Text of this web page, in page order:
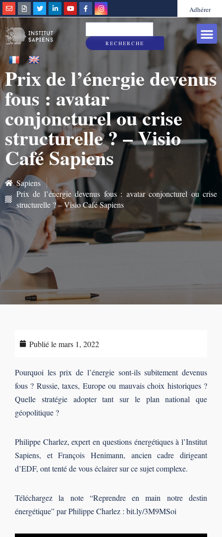
Adhérer
RECHERCHE
Prix de l’énergie devenus
fous : avatar
conjoncturel ou crise
structurelle ? – Visio
Café Sapiens
Sapiens
Prix de l’énergie devenus fous : avatar conjoncturel ou crise
structurelle ? – Visio Café Sapiens
Publié lemars 1, 2022
Pourquoi les prix de l’énergie sont-ils subitement devenus
fous ? Russie, taxes, Europe ou mauvais choix historiques ?
Quelle stratégie adopter tant sur le plan national que
géopolitique ?
Philippe Charlez, expert en questions énergétiques à l’Institut
Sapiens, et François Henimann, ancien cadre dirigeant
d’EDF, ont tenté de vous éclairer sur ce sujet complexe.
Téléchargez la note “Reprendre en main notre destin
énergétique” par Philippe Charlez : bit.ly/3M9MSoi